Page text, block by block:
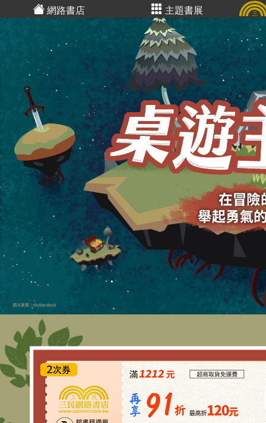
網路書店 主題書展